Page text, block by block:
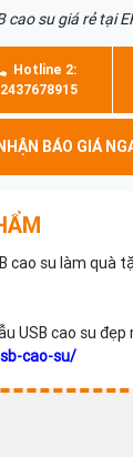
cao su giá rẻ tại
Hotline 2:
BÁO GIÁ
cao su làm quà
USB cao su
cao-su/